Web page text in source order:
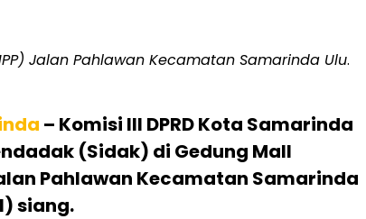
Jalan Pahlawan Kecamatan Samarinda Ulu.
– Komisi III DPRD Kota Samarinda
(Sidak) di Gedung Mall
Pahlawan Kecamatan Samarinda
siang.